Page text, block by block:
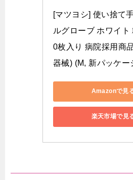
[マツヨシ] 使い捨て
ルグローブ ホワイト
0枚入り 病院採用商
器械) (M, 新パッケー
Amazonで見
楽天市場で見